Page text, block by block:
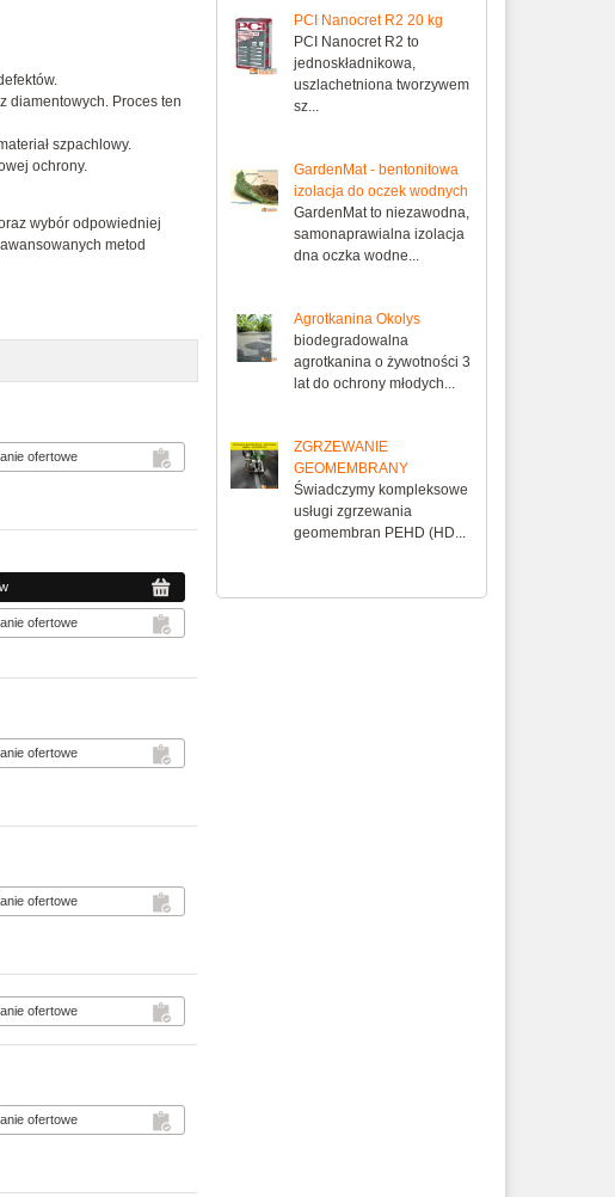
PCI Nanocret R2 20 kg
PCI Nanocret R2 to
jednoskładnikowa,
uszlachetniona tworzywem
sz...
GardenMat - bentonitowa
izolacja do oczek wodnych
GardenMat to niezawodna,
samonaprawialna izolacja
dna oczka wodne...
Agrotkanina Okolys
biodegradowalna
agrotkanina o żywotności 3
lat do ochrony młodych...
ZGRZEWANIE
GEOMEMBRANY
Świadczymy kompleksowe
usługi zgrzewania
geomembran PEHD (HD...
diamentowych. Proces ten
szpachlowy.
ochrony.
wybór odpowiedniej
metod